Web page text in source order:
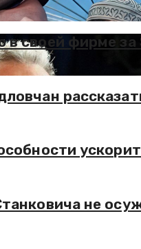
своей фирме
не